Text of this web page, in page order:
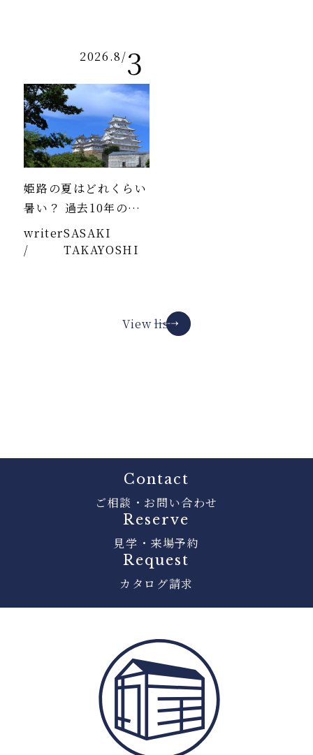
2026.8/3
姫路の夏はどれくらい
暑い？ 過去10年のデ
ータより
writer
/
SASAKI
TAKAYOSHI
View list
Contact
ご相談・お問い合わせ
Reserve
見学・来場予約
Request
カタログ請求